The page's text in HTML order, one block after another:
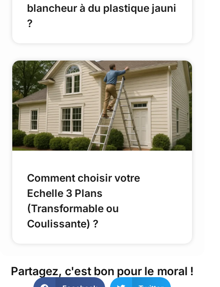
blancheur à du plastique jauni
?
Comment choisir votre
Echelle 3 Plans
(Transformable ou
Coulissante) ?
Partagez, c'est bon pour le moral !